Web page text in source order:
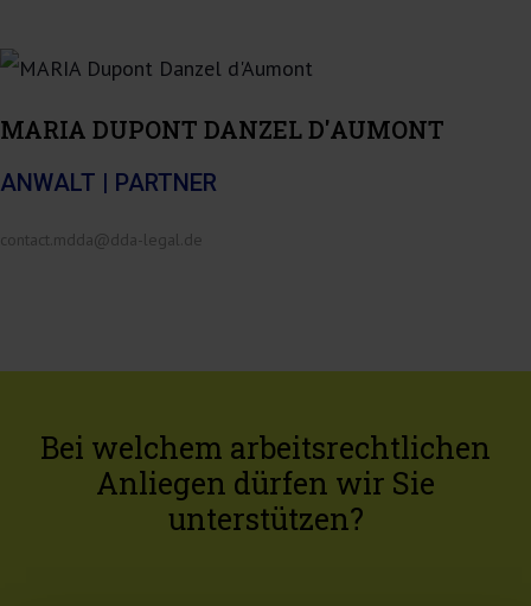
MARIA DUPONT DANZEL D'AUMONT
ANWALT | PARTNER
contact.mdda@dda-legal.de
Bei welchem arbeitsrechtlichen
Anliegen dürfen wir Sie
unterstützen?